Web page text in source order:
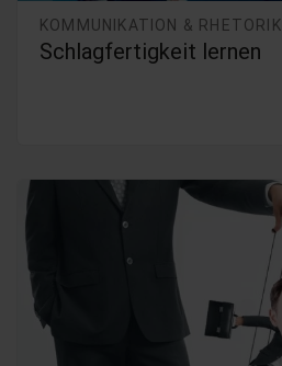
KOMMUNIKATION & RHETORIK
Schlagfertigkeit lernen